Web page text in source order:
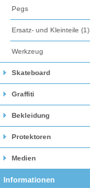
Pegs
Ersatz- und Kleinteile (1)
Werkzeug
Skateboard
Graffiti
Bekleidung
Protektoren
Medien
Informationen